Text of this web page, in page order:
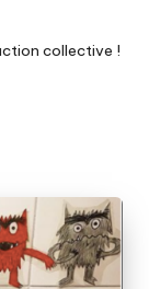
collective !